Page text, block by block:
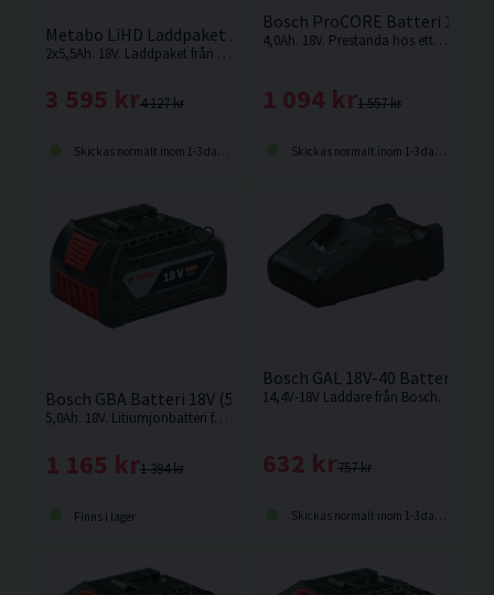
Metabo LiHD Laddpaket 18V (2x5,5Ah)
2x5,5Ah. 18V. Laddpaket från Metabo med 2st 18V 5,5 Ah LiHD batteri som passar bl.a. till Metabos sladdlösa 18V verktyg.
4 127 kr
3 595 kr
Skickas normalt inom 1-3 dagar
Bosch ProCORE Batteri 18V
4,0Ah. 18V. Prestanda hos ett standardbatteri i den mest kompakta storleken och lägsta vikten
1 557 kr
1 094 kr
Skickas normalt inom 1-3 dagar
Bosch GBA Batteri 18V (5,0Ah)
5,0Ah. 18V. Litiumjonbatteri från Bosch (Li-ion) med en mätare som visar dess status.
1 394 kr
1 165 kr
Finns i lager
Bosch GAL 18V-40
14,4V-18V Laddare från Bosch.
757 kr
632 kr
Skickas normalt inom 1-3 dagar